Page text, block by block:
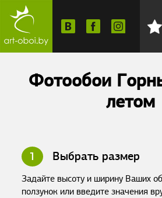
Фотообои
летом
1 Выбрать размер
Задайте высоту и ширину Ваших
ползунок или введите значения